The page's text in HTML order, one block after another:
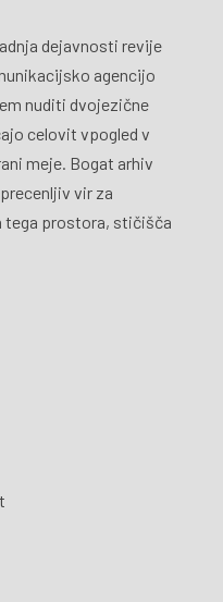
dejavnosti revije
agencijo
nuditi dvojezične
celovit vpogled v
meje. Bogat arhiv
vir za
tega prostora, stičišča